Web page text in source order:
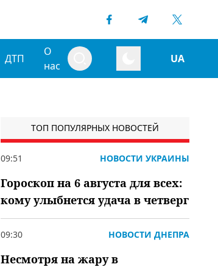
ДТП
О
нас
UA
ТОП ПОПУЛЯРНЫХ НОВОСТЕЙ
09:51 НОВОСТИ УКРАИНЫ
Гороскоп на 6 августа для всех:
кому улыбнется удача в четверг
09:30 НОВОСТИ ДНЕПРА
Несмотря на жару в